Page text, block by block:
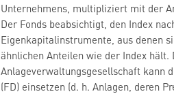
Unternehmens, multipliziert mit der
Der Fonds beabsichtigt, den Index
Eigenkapitalinstrumente, aus denen
ähnlichen Anteilen wie der Index hält.
Anlageverwaltungsgesellschaft kann
(FD) einsetzen (d. h. Anlagen, deren